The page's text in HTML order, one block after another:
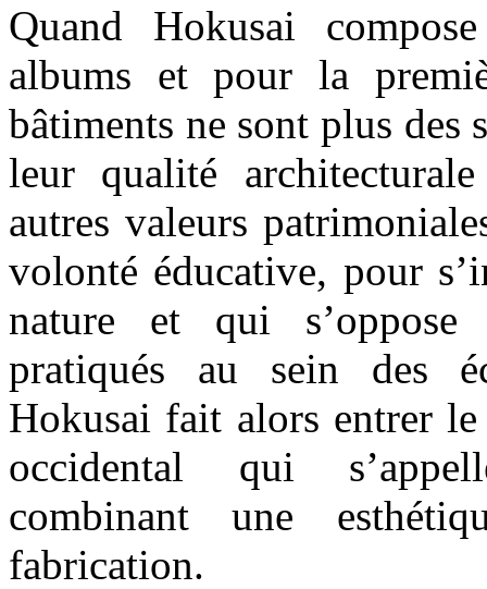
Quand Hokusai
albums et pour la
bâtiments ne sont plus des
leur qualité
autres valeurs
volonté éducative, pour
nature et qui
pratiqués au sein des
Hokusai fait alors entrer
occidental qui
combinant une
fabrication.